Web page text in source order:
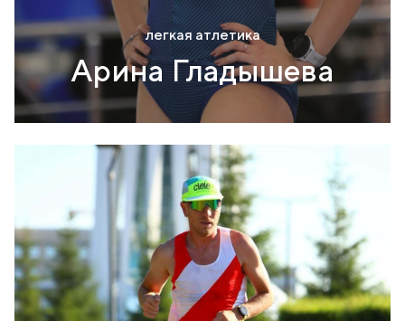
легкая атлетика
Арина Гладышева